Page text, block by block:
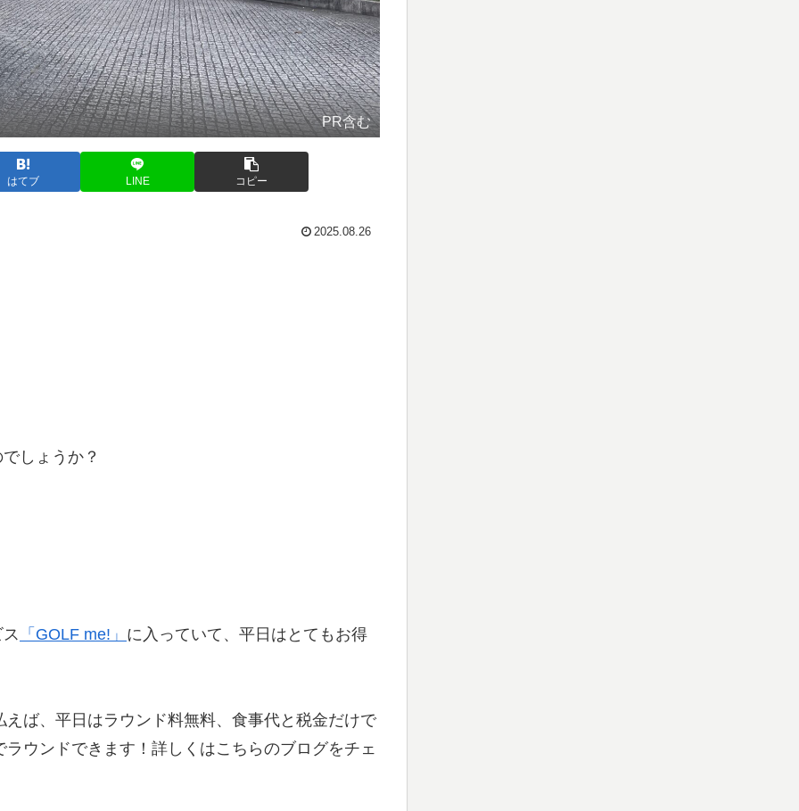
PR含む
はてブ LINE コピー
2025.08.26
しょうか？
「GOLF me!」 に入っていて、平日はとてもお得
ば、平日はラウンド料無料、食事代と税金だけで
ウンドできます！詳しくはこちらのブログをチェ